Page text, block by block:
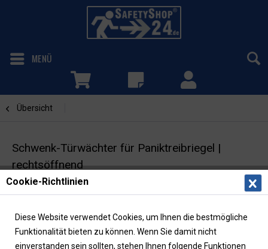
MENÜ
Übersicht
Schwenk-Türwächter für Paniktreibriegel |
rechtsöffnend
Cookie-Richtlinien
Diese Website verwendet Cookies, um Ihnen die bestmögliche
Funktionalität bieten zu können. Wenn Sie damit nicht
einverstanden sein sollten, stehen Ihnen folgende Funktionen